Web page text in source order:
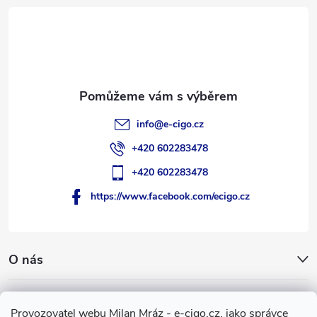
Provozovatel webu Milan Mráz - e-cigo.cz, jako správce
O nás
info@e-cigo.cz
+420 602283478
+420 602283478
https://www.facebook.com/ecigo.cz